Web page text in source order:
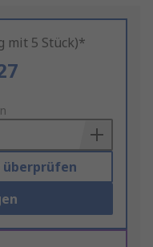
mit 5 Stück)*